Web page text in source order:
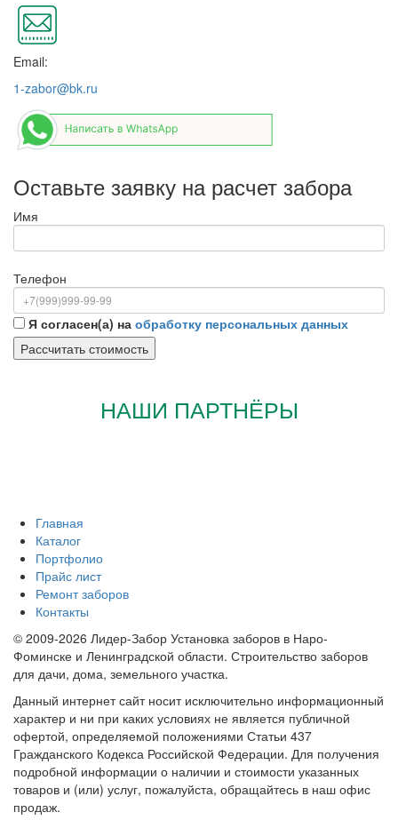
Email:
1-zabor@bk.ru
Оставьте заявку на расчет забора
Имя
Телефон
Я согласен(а) на обработку персональных данных
НАШИ ПАРТНЁРЫ
Главная
Каталог
Портфолио
Прайс лист
Ремонт заборов
Контакты
© 2009-2026 Лидер-Забор Установка заборов в Наро-
Фоминске и Ленинградской области. Строительство заборов
для дачи, дома, земельного участка.
Данный интернет сайт носит исключительно информационный
характер и ни при каких условиях не является публичной
офертой, определяемой положениями Статьи 437
Гражданского Кодекса Российской Федерации. Для получения
подробной информации о наличии и стоимости указанных
товаров и (или) услуг, пожалуйста, обращайтесь в наш офис
продаж.